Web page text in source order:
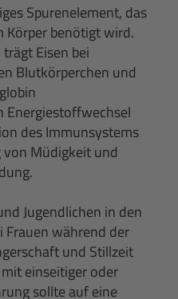
Spurenelement, das
benötigt wird.
Eisen bei
Blutkörperchen und
des Immunsystems
Müdigkeit und
Jugendlichen in den
Frauen während der
und Stillzeit
einseitiger oder
sollte auf eine